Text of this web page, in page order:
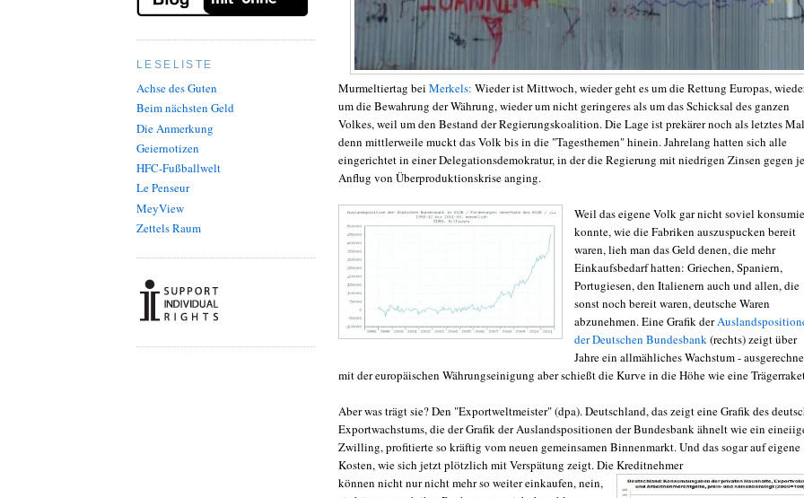
LESELISTE
Achse des Guten
Beim nächsten Geld
Die Anmerkung
Geiernotizen
HFC-Fußballwelt
Le Penseur
MeyView
Zettels Raum
Murmeltiertag bei Merkels: Wieder ist Mittwoch, wieder geht es um die Rettung Europas,
um die Bewahrung der Währung, wieder um nicht geringeres als um das Schicksal des ganzen
Volkes, weil um den Bestand der Regierungskoalition. Die Lage ist prekärer noch als letztes
denn mittlerweile muckt das Volk bis in die "Tagesthemen" hinein. Jahrelang hatten sich alle
eingerichtet in einer Delegationsdemokratur, in der die Regierung mit niedrigen Zinsen gegen
Anflug von Überproduktionskrise anging.
Weil das eigene Volk gar nicht soviel
konnte, wie die Fabriken auszuspucken bereit
waren, lieh man das Geld denen, die mehr
Einkaufsbedarf hatten: Griechen, Spaniern,
Portugiesen, den Italienern auch und allen, die
sonst noch bereit waren, deutsche Waren
abzunehmen. Eine Grafik der
der Deutschen Bundesbank (rechts) zeigt über
Jahre ein allmähliches Wachstum -
mit der europäischen Währungseinigung aber schießt die Kurve in die Höhe wie eine
Aber was trägt sie? Den "Exportweltmeister" (dpa). Deutschland, das zeigt eine Grafik des
Exportwachstums, die der Grafik der Auslandspositionen der Bundesbank ähnelt wie ein
Zwilling, profitierte so kräftig vom neuen gemeinsamen Binnenmarkt. Und das sogar auf eigene
Kosten, wie sich jetzt plötzlich mit Verspätung zeigt. Die Kreditnehmer
können nicht nur nicht mehr so weiter einkaufen, nein,